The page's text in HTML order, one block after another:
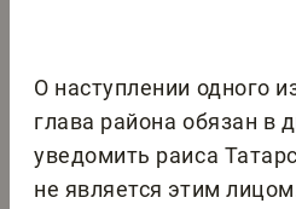
О наступлении одного
глава района обязан в
уведомить раиса
не является этим